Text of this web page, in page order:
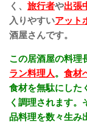
く、 旅行者や出張
入りやすいアット
酒屋さんです。
この居酒屋の料理
ラン料理人。 食材
食材を無駄にした
く調理されます。
品料理を数々生み